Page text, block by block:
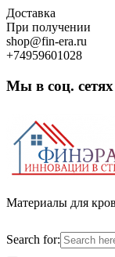
Skip
to
content
Доставка
При получении
shop@fin-era.ru
+74959601028
Мы в соц. сетях
Материалы для
Search for: